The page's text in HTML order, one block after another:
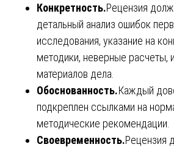
Конкретность.Рецензия
детальный анализ ошибок
исследования, указание на
методики, неверные расчеты,
материалов дела.
Обоснованность.Каждый
подкреплен ссылками на
методические рекомендации.
Своевременность.Рецензия